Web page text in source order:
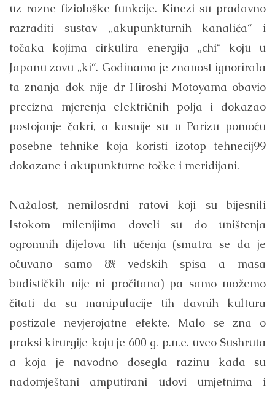
uz razne fiziološke funkcije. Kinezi su pradavno
razraditi sustav „akupunkturnih kanalića“ i
točaka kojima cirkulira energija „chi“ koju u
Japanu zovu „ki“. Godinama je znanost ignorirala
ta znanja dok nije dr Hiroshi Motoyama obavio
precizna mjerenja električnih polja i dokazao
postojanje čakri, a kasnije su u Parizu pomoću
posebne tehnike koja koristi izotop tehnecij99
dokazane i akupunkturne točke i meridijani.
Nažalost, nemilosrdni ratovi koji su bijesnili
Istokom milenijima doveli su do uništenja
ogromnih dijelova tih učenja (smatra se da je
očuvano samo 8% vedskih spisa a masa
budističkih nije ni pročitana) pa samo možemo
čitati da su manipulacije tih davnih kultura
postizale nevjerojatne efekte. Malo se zna o
praksi kirurgije koju je 600 g. p.n.e. uveo Sushruta
a koja je navodno dosegla razinu kada su
nadomještani amputirani udovi umjetnima i